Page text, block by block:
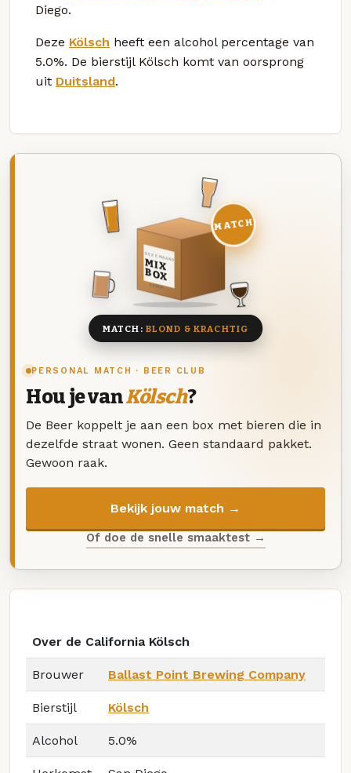
Diego.
Deze Kölsch heeft een alcohol percentage van
5.0%. De bierstijl Kölsch komt van oorsprong
uit Duitsland.
PERSONAL MATCH · BEER CLUB
Hou je vanKölsch?
De Beer koppelt je aan een box met bieren die in
dezelfde straat wonen. Geen standaard pakket.
Gewoon raak.
Bekijk jouw match →
Of doe de snelle smaaktest →
DEZE MAAND
MIX
BOX
8 BIEREN
MATCH
MATCH: BLOND & KRACHTIG
Over de California Kölsch
Brouwer Ballast Point Brewing Company
Bierstijl Kölsch
Alcohol 5.0%